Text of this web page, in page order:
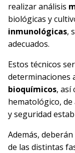
realizar análisis
biológicas y
inmunológicas,
adecuados.
Estos técnicos
determinaciones
bioquímicos, así
hematológico,
y seguridad
Además,
de las distintas